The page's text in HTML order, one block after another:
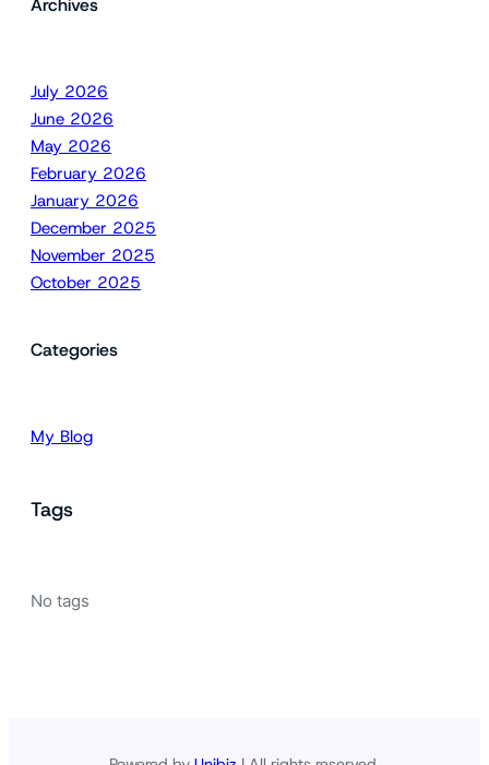
Archives
July 2026
June 2026
May 2026
February 2026
January 2026
December 2025
November 2025
October 2025
Categories
My Blog
Tags
No tags